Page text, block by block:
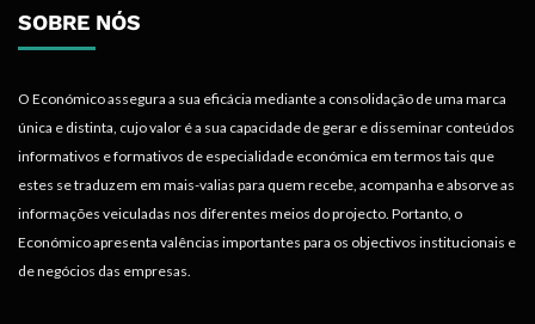
SOBRE NÓS
O Económico assegura a sua eficácia mediante a consolidação de uma marca
única e distinta, cujo valor é a sua capacidade de gerar e disseminar conteúdos
informativos e formativos de especialidade económica em termos tais que
estes se traduzem em mais-valias para quem recebe, acompanha e absorve as
informações veiculadas nos diferentes meios do projecto. Portanto, o
Económico apresenta valências importantes para os objectivos institucionais e
de negócios das empresas.